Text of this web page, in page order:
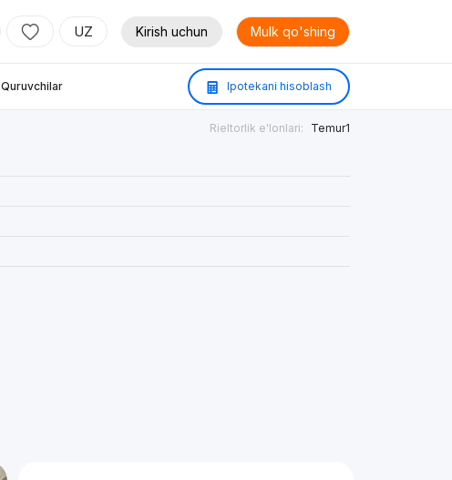
UZ Kirish uchun Mulk qo'shing
Quruvchilar Ipotekani hisoblash
Rieltorlik e'lonlari: Temur1